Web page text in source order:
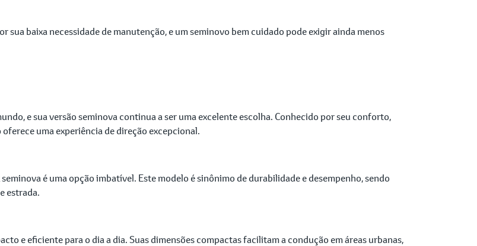
sua baixa necessidade de manutenção, e um seminovo bem cuidado pode exigir ainda menos
e sua versão seminova continua a ser uma excelente escolha. Conhecido por seu conforto,
uma experiência de direção excepcional.
é uma opção imbatível. Este modelo é sinônimo de durabilidade e desempenho, sendo
estrada.
e eficiente para o dia a dia. Suas dimensões compactas facilitam a condução em áreas urbanas,